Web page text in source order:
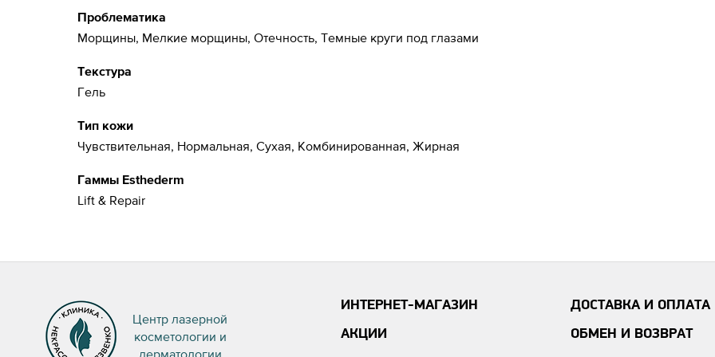
Проблематика
Морщины, Мелкие морщины, Отечность, Темные круги под глазами
Текстура
Гель
Тип кожи
Чувствительная, Нормальная, Сухая, Комбинированная, Жирная
Гаммы Esthederm
Lift & Repair
Центр лазерной
косметологии и
дерматологии
ИНТЕРНЕТ-МАГАЗИН
АКЦИИ
ДОСТАВКА И ОПЛАТА
ОБМЕН И ВОЗВРАТ